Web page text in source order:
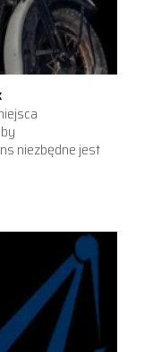
niezbędne jest